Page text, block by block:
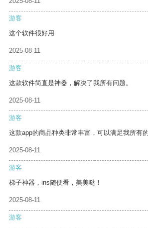
游客
这个软件很好用
2025-08-11
游客
这款软件简直是神器，解决了我所有问题。
2025-08-11
游客
这款app的商品种类非常丰富，可以满足我所有的
2025-08-11
游客
梯子神器，ins随便看，美美哒！
2025-08-11
游客